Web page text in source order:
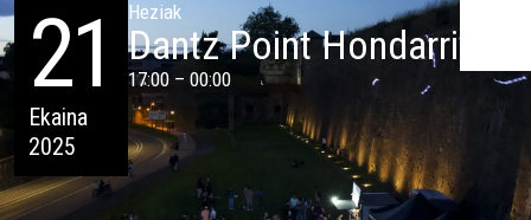
21
Ekaina
2025
Heziak
Dantz Point Hondarribia
17:00 – 00:00